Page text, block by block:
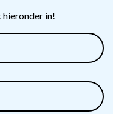
hieronder in!